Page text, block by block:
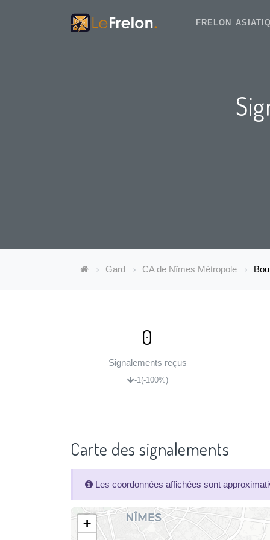
FRELON
Gard CA de Nîmes Métropole
0
Signalements reçus
-1(-100%)
Carte des signalements
Les coordonnées affichées sont
+